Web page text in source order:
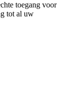
toegang voor
tot al uw